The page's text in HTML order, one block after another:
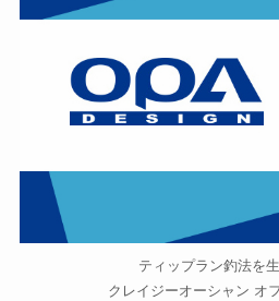
ティップラン釣法を生
クレイジーオーシャン オ